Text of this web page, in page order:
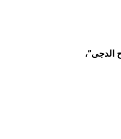
الدجى”،